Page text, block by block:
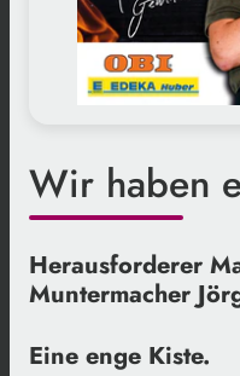
Wir haben
Herausforderer
Muntermacher
Eine enge Kiste.